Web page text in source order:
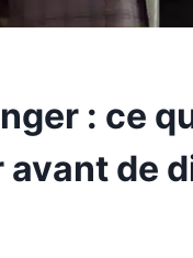
: ce
de